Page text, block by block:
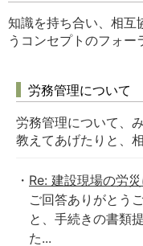
知識を持ち合い、相互
うコンセプトのフォー
労務管理について
労務管理について、
教えてあげたりと、
Re: 建設現場の労
ご回答ありがとう
と、手続きの書類
た...